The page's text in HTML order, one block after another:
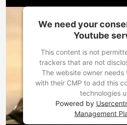
We need your
Youtube
This content is not
trackers that are not
The website owner
with their CMP to add this
technologies
Powered by
Management